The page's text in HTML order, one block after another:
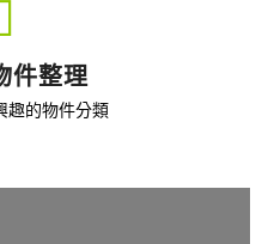
件整理
趣的物件分類